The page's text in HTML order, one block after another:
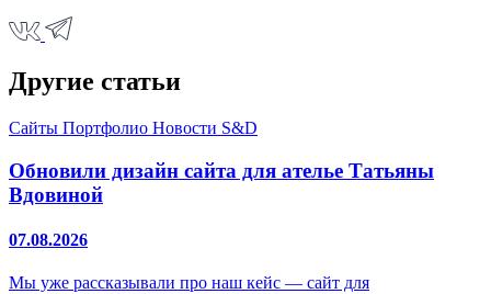
Другие статьи
Сайты Портфолио Новости S&D
Обновили дизайн сайта для ателье Татьяны
Вдовиной
07.08.2026
Мы уже рассказывали про наш кейс — сайт для